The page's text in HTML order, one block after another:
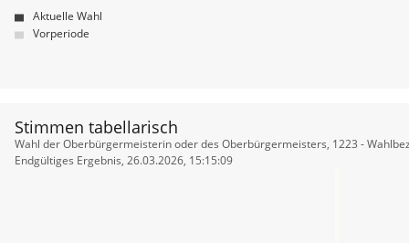
Aktuelle Wahl
Vorperiode
Stimmen tabellarisch
Stimmen
tabellarisch
Wahl der Oberbürgermeisterin oder des Oberbürgermeisters, 1223 -
Endgültiges Ergebnis, 26.03.2026, 15:15:09